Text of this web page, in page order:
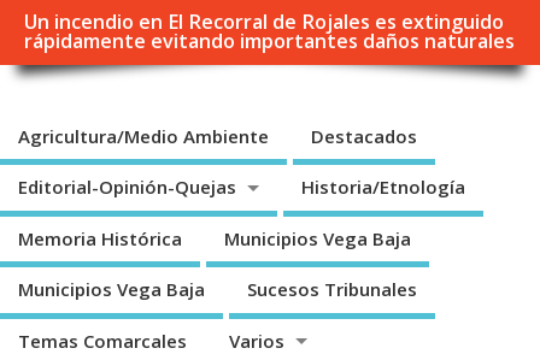
Un incendio en El Recorral de Rojales es extinguido
rápidamente evitando importantes daños naturales
Agricultura/Medio Ambiente Destacados
Editorial-Opinión-Quejas Historia/Etnología
Memoria Histórica Municipios Vega Baja
Municipios Vega Baja Sucesos Tribunales
Temas Comarcales Varios